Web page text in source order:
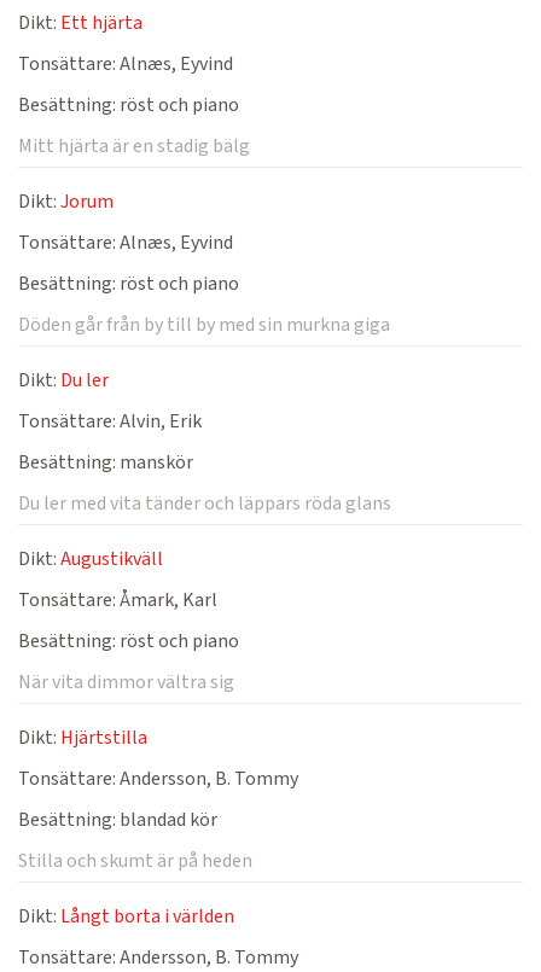
Dikt: Ett hjärta
Tonsättare:Alnæs, Eyvind
Besättning: röst och piano
Mitt hjärta är en stadig bälg
Dikt:Jorum
Tonsättare:Alnæs, Eyvind
Besättning: röst och piano
Döden går från by till by med sin murkna giga
Dikt: Du ler
Tonsättare:Alvin, Erik
Besättning: manskör
Du ler med vita tänder och läppars röda glans
Dikt:Augustikväll
Tonsättare:Åmark, Karl
Besättning: röst och piano
När vita dimmor vältra sig
Dikt: Hjärtstilla
Tonsättare:Andersson, B. Tommy
Besättning: blandad kör
Stilla och skumt är på heden
Dikt: Långt borta i världen
Tonsättare:Andersson, B. Tommy